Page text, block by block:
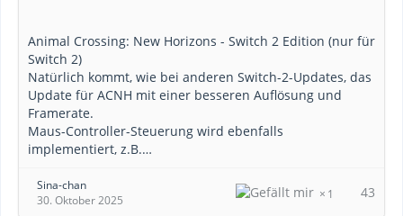
Animal Crossing: New Horizons - Switch 2 Edition (nur für
Switch 2)
Natürlich kommt, wie bei anderen Switch-2-Updates, das
Update für ACNH mit einer besseren Auflösung und
Framerate.
Maus-Controller-Steuerung wird ebenfalls
implementiert, z.B.…
Sina-chan
30. Oktober 2025
1 43